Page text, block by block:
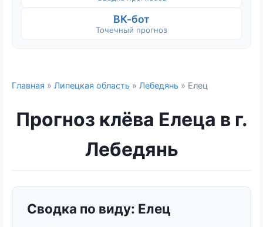
ВК-бот
Точечный прогноз
Главная » Липецкая область » Лебедянь » Елец
Прогноз клёва Елеца в г.
Лебедянь
Сводка по виду: Елец